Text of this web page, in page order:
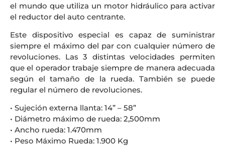
el mundo que utiliza un motor hidráulico para activar
el reductor del auto centrante.
Este dispositivo especial es capaz de suministrar
siempre el máximo del par con cualquier número de
revoluciones. Las 3 distintas velocidades permiten
que el operador trabaje siempre de manera adecuada
según el tamaño de la rueda. También se puede
regular el número de revoluciones.
• Sujeción externa llanta: 14” – 58”
• Diámetro máximo de rueda: 2,500mm
• Ancho rueda: 1.470mm
• Peso Máximo Rueda: 1.900 Kg